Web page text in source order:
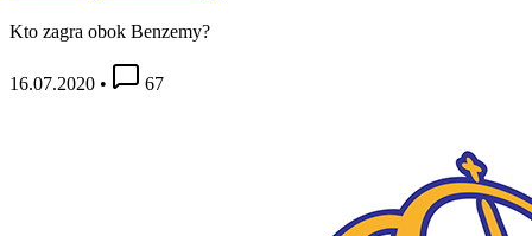
Kto zagra obok Benzemy?
16.07.2020 • 67